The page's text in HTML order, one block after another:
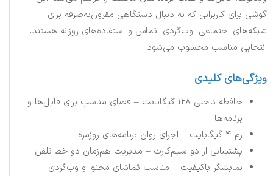
گوشی برای کاربرانی که به دنبال دستگاهی مقرون‌به‌صرفه برای
شبکه‌های اجتماعی، وب‌گردی، تماس و استفاده‌های روزانه هستند،
انتخابی مناسب محسوب می‌شود.
ویژگی‌های کلیدی
حافظه داخلی ۱۲۸ گیگابایت – فضای مناسب برای فایل‌ها و
برنامه‌ها
رم ۴ گیگابایت – اجرای روان برنامه‌های روزمره
پشتیبانی از دو سیم‌کارت – مدیریت هم‌زمان دو خط تلفن
نمایشگر باکیفیت – مناسب تماشای محتوا و وب‌گردی